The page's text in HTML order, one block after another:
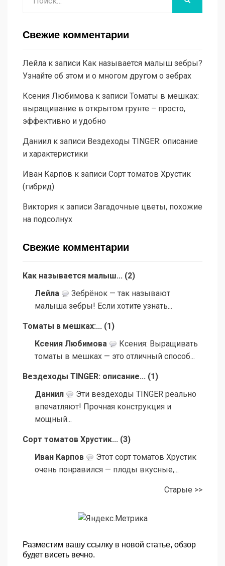
Свежие комментарии
Лейла к записи Как называется малыш зебры?
Узнайте об этом и о многом другом о зебрах
Ксения Любимова к записи Томаты в мешках:
выращивание в открытом грунте – просто,
эффективно и удобно
Даниил к записи Вездеходы TINGER: описание
и характеристики
Иван Карпов к записи Сорт томатов Хрустик
(гибрид)
Виктория к записи Загадочные цветы, похожие
на подсолнух
Свежие комментарии
Как называется малыш... (2)
Лейла
Зебрёнок — так называют
малыша зебры! Если хотите узнать...
Томаты в мешках:... (1 )
Ксения Любимова
Ксения: Выращивать
томаты в мешках — это отличный способ...
Вездеходы TINGER: описание... (1 )
Даниил
Эти вездеходы TINGER реально
впечатляют! Прочная конструкция и
мощный...
Сорт томатов Хрустик... (3)
Иван Карпов
Этот сорт томатов Хрустик
очень понравился — плоды вкусные,...
Старые >>
Разместим вашу ссылку в новой статье, обзор
будет висеть вечно.